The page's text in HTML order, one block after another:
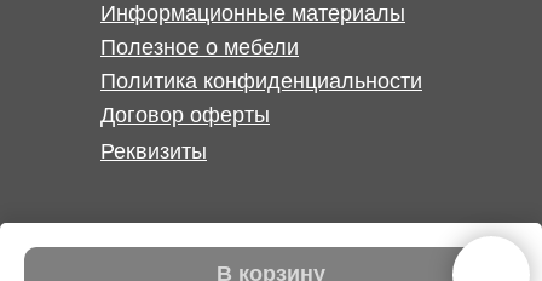
В корзину
Политика конфиденциальности
Реквизиты
Договор оферты
Полезное о мебели
Информационные материалы